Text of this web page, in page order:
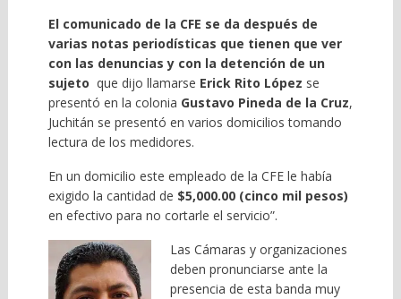
El comunicado de la CFE se da después de
varias notas periodísticas que tienen que ver
con las denuncias y con la detención de un
sujeto que dijo llamarse Erick Rito López se
presentó en la colonia Gustavo Pineda de la Cruz,
Juchitán se presentó en varios domicilios tomando
lectura de los medidores.
En un domicilio este empleado de la CFE le había
exigido la cantidad de $5,000.00 (cinco mil pesos)
en efectivo para no cortarle el servicio”.
Las Cámaras y organizaciones
deben pronunciarse ante la
presencia de esta banda muy